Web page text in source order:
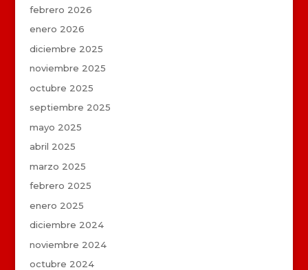
febrero 2026
enero 2026
diciembre 2025
noviembre 2025
octubre 2025
septiembre 2025
mayo 2025
abril 2025
marzo 2025
febrero 2025
enero 2025
diciembre 2024
noviembre 2024
octubre 2024